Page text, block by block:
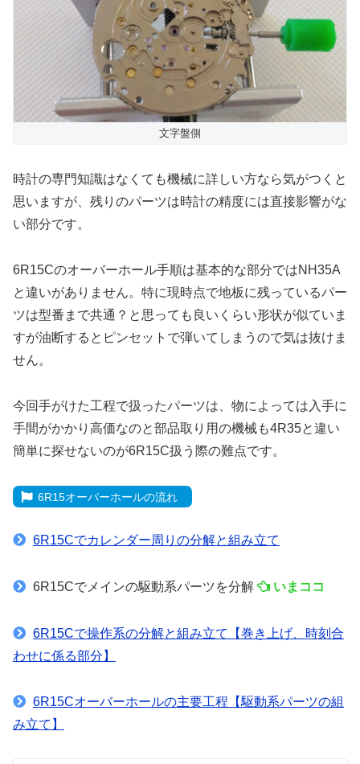
文字盤側
時計の専門知識はなくても機械に詳しい方なら気がつくと
思いますが、残りのパーツは時計の精度には直接影響がな
い部分です。
6R15Cのオーバーホール手順は基本的な部分ではNH35A
と違いがありません。特に現時点で地板に残っているパー
ツは型番まで共通？と思っても良いくらい形状が似ていま
すが油断するとピンセットで弾いてしまうので気は抜けま
せん。
今回手がけた工程で扱ったパーツは、物によっては入手に
手間がかかり高価なのと部品取り用の機械も4R35と違い
簡単に探せないのが6R15C扱う際の難点です。
6R15オーバーホールの流れ
6R15Cでカレンダー周りの分解と組み立て
6R15Cでメインの駆動系パーツを分解 いまココ
6R15Cで操作系の分解と組み立て【巻き上げ、時刻合
わせに係る部分】
6R15Cオーバーホールの主要工程【駆動系パーツの組
み立て】